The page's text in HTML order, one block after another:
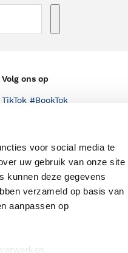
voor social media te
uw gebruik van onze site
kunnen deze gegevens
verzameld op basis van
aanpassen op
Volg ons op
TikTok #BookTok
Instagram